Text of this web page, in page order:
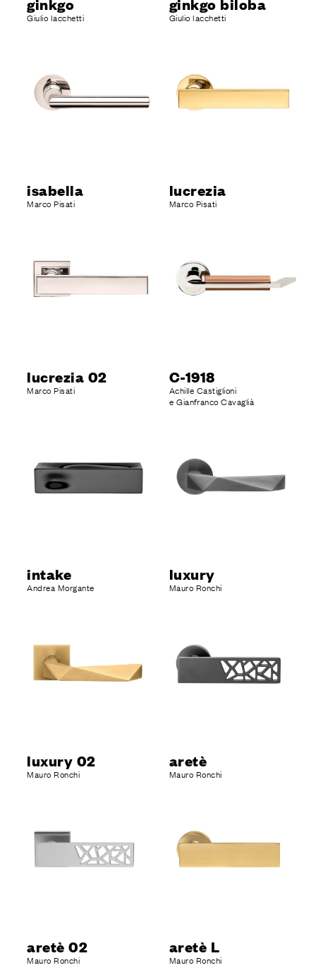
Giulio Iacchetti Giulio Iacchetti
isabella
Marco Pisati
lucrezia
Marco Pisati
lucrezia 02
Marco Pisati
C-1918
Achille Castiglioni
e Gianfranco Cavaglià
intake
Andrea Morgante
luxury
Mauro Ronchi
luxury 02
Mauro Ronchi
aretè
Mauro Ronchi
aretè 02
Mauro Ronchi
aretè L
Mauro Ronchi